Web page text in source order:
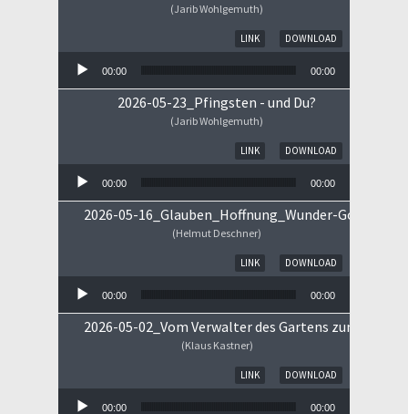
(Jarib Wohlgemuth)
DOWNLOAD
LINK
00:00 00:00
2026-05-23_Pfingsten - und Du?
(Jarib Wohlgemuth)
DOWNLOAD
LINK
00:00 00:00
2026-05-16_Glauben_Hoffnung_Wunder-
(Helmut Deschner)
DOWNLOAD
LINK
00:00 00:00
2026-05-02_Vom Verwalter des Gartens zum
(Klaus Kastner)
DOWNLOAD
LINK
00:00 00:00